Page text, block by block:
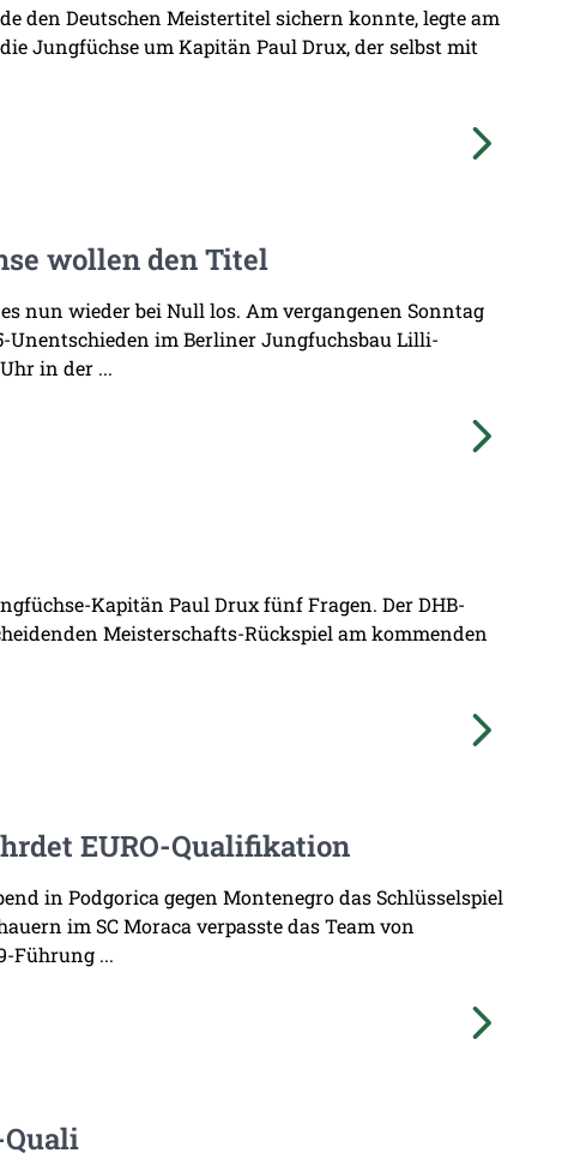
den Deutschen Meistertitel sichern konnte, legte am
Jungfüchse um Kapitän Paul Drux, der selbst mit
wollen den Titel
nun wieder bei Null los. Am vergangenen Sonntag
Unentschieden im Berliner Jungfuchsbau Lilli-
in der ...
Kapitän Paul Drux fünf Fragen. Der DHB-
Meisterschafts-Rückspiel am kommenden
EURO-Qualifikation
in Podgorica gegen Montenegro das Schlüsselspiel
im SC Moraca verpasste das Team von
Führung ...